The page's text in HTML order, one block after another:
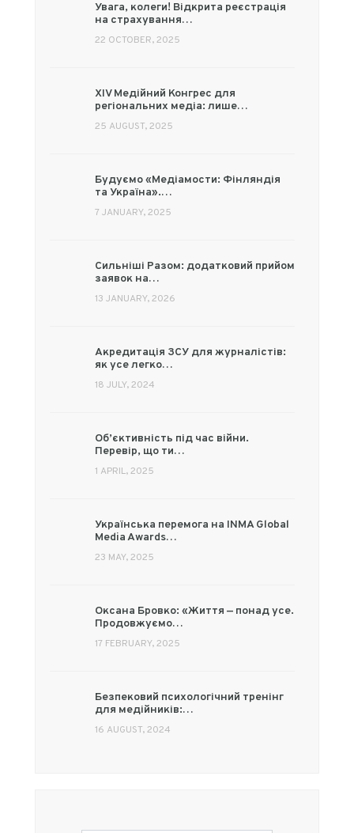
Увага, колеги! Відкрита реєстрація
на страхування…
22 OCTOBER, 2025
XIV Медійний Конгрес для
регіональних медіа: лише…
25 AUGUST, 2025
Будуємо «Медіамости: Фінляндія
та Україна».…
7 JANUARY, 2025
Сильніші Разом: додатковий прийом
заявок на…
13 JANUARY, 2026
Акредитація ЗСУ для журналістів:
як усе легко…
18 JULY, 2024
Об’єктивність під час війни.
Перевір, що ти…
1 APRIL, 2025
Українська перемога на INMA Global
Media Awards…
23 MAY, 2025
Оксана Бровко: «Життя — понад усе.
Продовжуємо…
17 FEBRUARY, 2025
Безпековий психологічний тренінг
для медійників:…
16 AUGUST, 2024